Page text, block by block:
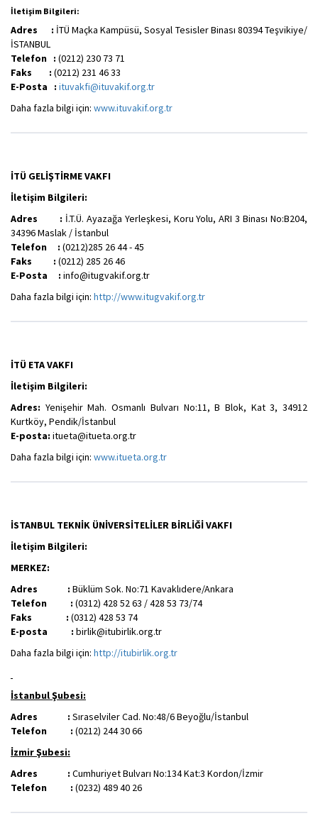
İletişim Bilgileri:
Adres : İTÜ Maçka Kampüsü, Sosyal Tesisler Binası 80394 Teşvikiye/
İSTANBUL
Telefon : (0212) 230 73 71
Faks : (0212) 231 46 33
E-Posta : ituvakfi@ituvakif.org.tr
Daha fazla bilgi için: www.ituvakif.org.tr
İTÜ GELİŞTİRME VAKFI
İletişim Bilgileri:
Adres : İ.T.Ü. Ayazağa Yerleşkesi, Koru Yolu, ARI 3 Binası No:B204,
34396 Maslak / İstanbul
Telefon : (0212)285 26 44 - 45
Faks : (0212) 285 26 46
E-Posta : info@itugvakif.org.tr
Daha fazla bilgi için: http://www.itugvakif.org.tr
İTÜ ETA VAKFI
İletişim Bilgileri:
Adres: Yenişehir Mah. Osmanlı Bulvarı No:11, B Blok, Kat 3, 34912
Kurtköy, Pendik/İstanbul
E-posta: itueta@itueta.org.tr
Daha fazla bilgi için: www.itueta.org.tr
İSTANBUL TEKNİK ÜNİVERSİTELİLER BİRLİĞİ VAKFI
İletişim Bilgileri:
MERKEZ:
Adres : Büklüm Sok. No:71 Kavaklıdere/Ankara
Telefon : (0312) 428 52 63 / 428 53 73/74
Faks : (0312) 428 53 74
E-posta : birlik@itubirlik.org.tr
Daha fazla bilgi için: http://itubirlik.org.tr
İstanbul Şubesi:
Adres : Sıraselviler Cad. No:48/6 Beyoğlu/İstanbul
Telefon : (0212) 244 30 66
İzmir Şubesi:
Adres : Cumhuriyet Bulvarı No:134 Kat:3 Kordon/İzmir
Telefon : (0232) 489 40 26